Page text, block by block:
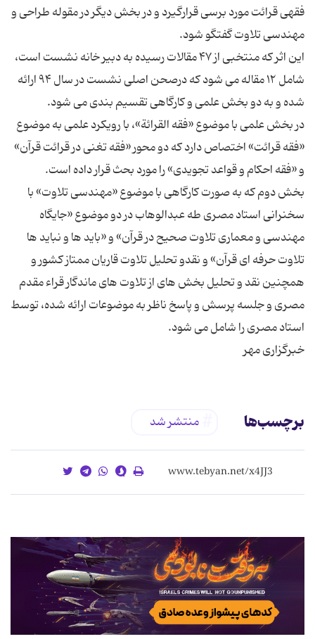
فقهی قرائت مورد برسی قرارگیرد و در بخش دیگر در مقوله طراحی و
این اثر که منتخبی از ۴۷ مقالات رسیده به دبیر خانه نشست است،
شامل ۱۲ مقاله می شود که درصحن اصلی نشست در سال ۹۴ ارائه
در بخش علمی با موضوع «فقه القرائة»، با رویکرد علمی به موضوع
«فقه قرائت» اختصاص دارد که دو محور «فقه تغنی در قرائت قرآن»
بخش دوم که به صورت کارگاهی با موضوع «مهندسی تلاوت» با
سخنرانی استاد مصری طه عبدالوهاب در دو موضوع «جایگاه
مهندسی و معماری تلاوت صحیح در قرآن» و «باید ها و نباید ها
تلاوت حرفه ای قرآن» و نقدو تحلیل تلاوت قاریان ممتاز کشور و
همچنین نقد و تحلیل بخش های از تلاوت های ماندگار قراء مقدم
مصری و جلسه پرسش و پاسخ ناظر به موضوعات ارائه شده، توسط
خبرگزاری مهر
برچسب‌ها منتشر شد